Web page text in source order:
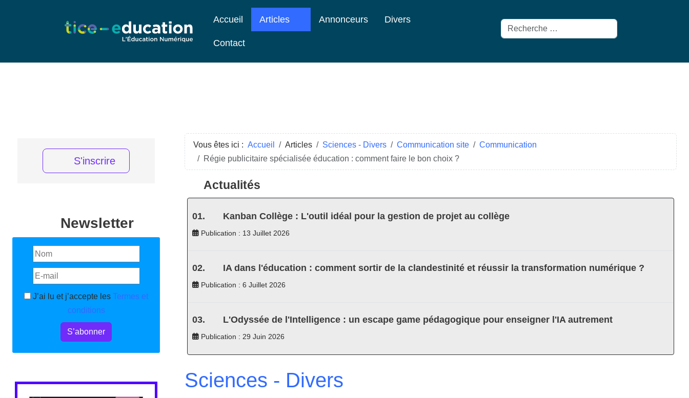
Accueil Articles Annonceurs Divers
Contact
Rechercher
S'inscrire
Newsletter
J’ai lu et j’accepte les Termes et
conditions
S’abonner
Vous êtes ici : Accueil Articles Sciences - Divers Communication site
Communication
Régie publicitaire spécialisée éducation : comment faire le bon choix ?
Actualités
Kanban Collège : L'outil idéal pour la gestion de projet au collège
Publication : 13 Juillet 2026
IA dans l'éducation : comment sortir de la clandestinité et réussir la transformation numérique ?
Publication : 6 Juillet 2026
L'Odyssée de l'Intelligence : un escape game pédagogique pour enseigner l'IA autrement
Publication : 29 Juin 2026
Sciences - Divers